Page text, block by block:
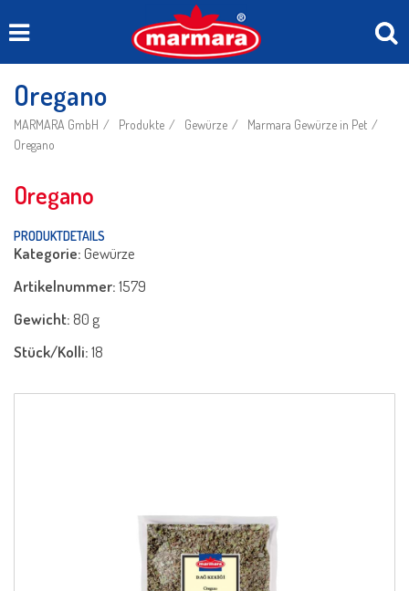
Oregano
MARMARA GmbH Produkte Gewürze
Marmara Gewürze in Pet
Oregano
Oregano
PRODUKTDETAILS
Kategorie:Gewürze
Artikelnummer:1579
Gewicht: 80 g
Stück/Kolli:18